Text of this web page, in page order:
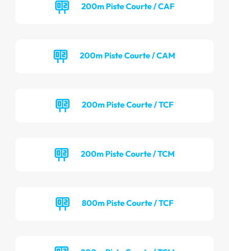
200m Piste Courte / CAF
200m Piste Courte / CAM
200m Piste Courte / TCF
200m Piste Courte / TCM
800m Piste Courte / TCF